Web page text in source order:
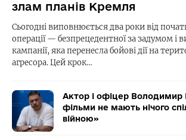
злам планів Кремля
Сьогодні виповнюється два роки від
операції — безпрецедентної за задумом і
кампанії, яка перенесла бойові дії на
агресора. Цей крок…
Актор і офіцер Володимир
фільми не мають нічого
війною»